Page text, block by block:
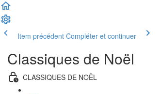
Item précédent Compléter et continuer
Classiques de Noël
CLASSIQUES DE NOËL